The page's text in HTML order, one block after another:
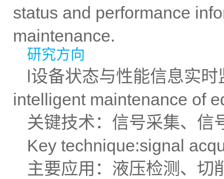
status and performance
maintenance.
研究方向
l设备状态与性能信息实
intelligent maintenance of
关键技术：信号采集、信
Key technique:signal
主要应用：液压检测、切